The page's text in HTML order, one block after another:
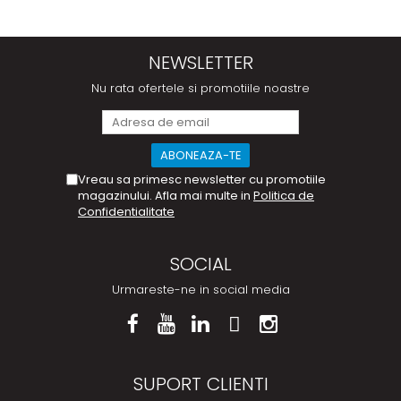
NEWSLETTER
Nu rata ofertele si promotiile noastre
Vreau sa primesc newsletter cu promotiile
magazinului. Afla mai multe in Politica de
Confidentialitate
SOCIAL
Urmareste-ne in social media
SUPORT CLIENTI